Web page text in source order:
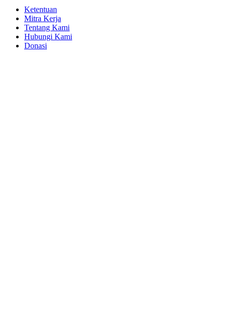
Ketentuan
Mitra Kerja
Tentang Kami
Hubungi Kami
Donasi